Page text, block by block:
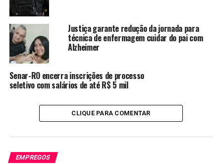
Justiça garante redução da jornada para
técnica de enfermagem cuidar do pai com
Alzheimer
Senar-RO encerra inscrições de processo
seletivo com salários de até R$ 5 mil
CLIQUE PARA COMENTAR
EMPREGOS